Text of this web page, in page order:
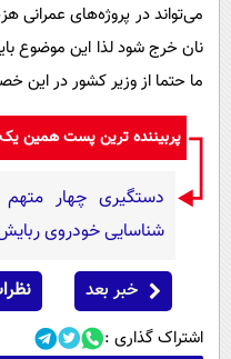
می‌تواند در پروژه‌های عمرانی
نان خرج شود لذا این موضوع
ما حتما از وزیر کشور در
پربیننده ترین پست همین
دستگیری چهار
شناسایی خودروی
خبر بعد
اشتراک گذاری :